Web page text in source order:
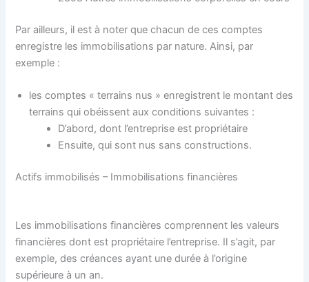
Par ailleurs, il est à noter que chacun de ces comptes
enregistre les immobilisations par nature. Ainsi, par
exemple :
les comptes « terrains nus » enregistrent le montant des
terrains qui obéissent aux conditions suivantes :
D’abord, dont l’entreprise est propriétaire
Ensuite, qui sont nus sans constructions.
Actifs immobilisés – Immobilisations financières
Les immobilisations financières comprennent les valeurs
financières dont est propriétaire l’entreprise. Il s’agit, par
exemple, des créances ayant une durée à l’origine
supérieure à un an.